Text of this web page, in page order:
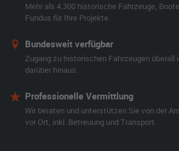
Mehr als 4.300 historische Fahrzeuge,
Fundus für Ihre Projekte.
Bundesweit verfügbar
Zugang zu historischen Fahrzeugen überall
darüber hinaus.
Professionelle Vermittlung
Wir beraten und unterstützen Sie von der
vor Ort, inkl. Betreuung und Transport.